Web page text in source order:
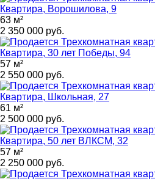
Квартира, Ворошилова, 9
63 м²
2 350 000 руб.
Квартира, 30 лет Победы, 94
57 м²
2 550 000 руб.
Квартира, Школьная, 27
61 м²
2 500 000 руб.
Квартира, 50 лет ВЛКСМ, 32
57 м²
2 250 000 руб.